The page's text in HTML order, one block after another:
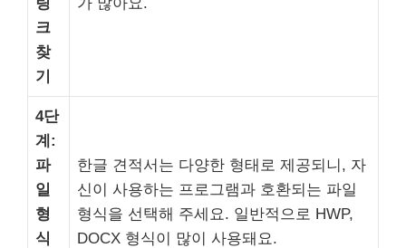
크
찾
기
4단
계:
파
일
형
식
한글 견적서는 다양한 형태로 제공되니, 자
신이 사용하는 프로그램과 호환되는 파일
형식을 선택해 주세요. 일반적으로 HWP,
DOCX 형식이 많이 사용돼요.